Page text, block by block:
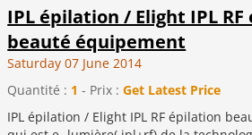
IPL épilation / Elight IPL
beauté équipement
Saturday 07 June 2014
Quantité : 1 - Prix :Get Latest Price
IPL épilation / Elight IPL RF épilation